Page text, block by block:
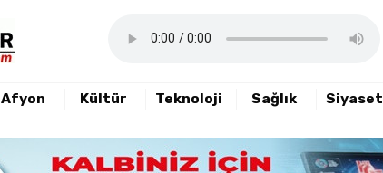
Afyon Kültür Teknoloji Sağlık Siyaset